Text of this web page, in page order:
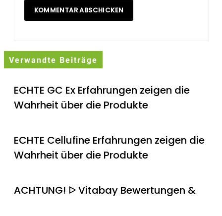
Verwandte Beiträge
ECHTE GC Ex Erfahrungen zeigen die
Wahrheit über die Produkte
ECHTE Cellufine Erfahrungen zeigen die
Wahrheit über die Produkte
ACHTUNG! ᐅ Vitabay Bewertungen &